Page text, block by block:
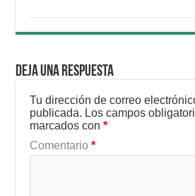
Deja una respuesta
Tu dirección de correo
publicada. Los campos
marcados con*
Comentario*